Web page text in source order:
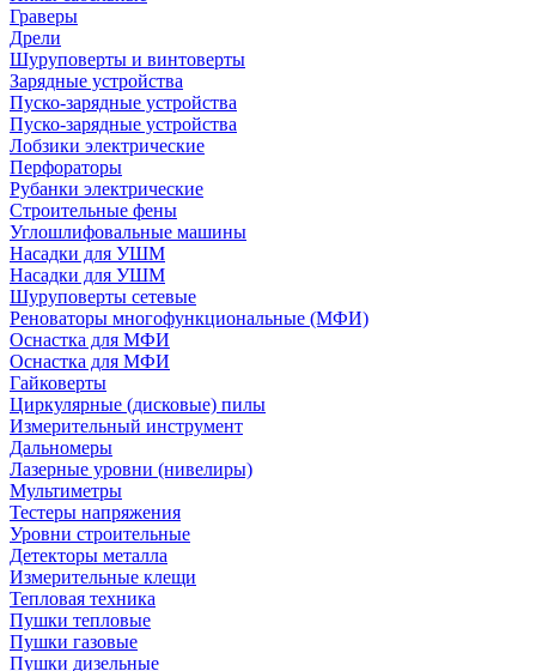
Граверы
Дрели
Шуруповерты и винтоверты
Зарядные устройства
Пуско-зарядные устройства
Пуско-зарядные устройства
Лобзики электрические
Перфораторы
Рубанки электрические
Строительные фены
Углошлифовальные машины
Насадки для УШМ
Насадки для УШМ
Шуруповерты сетевые
Реноваторы многофункциональные (МФИ)
Оснастка для МФИ
Оснастка для МФИ
Гайковерты
Циркулярные (дисковые) пилы
Измерительный инструмент
Дальномеры
Лазерные уровни (нивелиры)
Мультиметры
Тестеры напряжения
Уровни строительные
Детекторы металла
Измерительные клещи
Тепловая техника
Пушки тепловые
Пушки газовые
Пушки дизельные